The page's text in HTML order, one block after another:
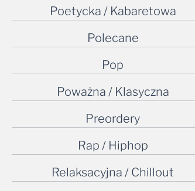
Poetycka / Kabaretowa
Polecane
Pop
Poważna / Klasyczna
Preordery
Rap / Hiphop
Relaksacyjna / Chillout